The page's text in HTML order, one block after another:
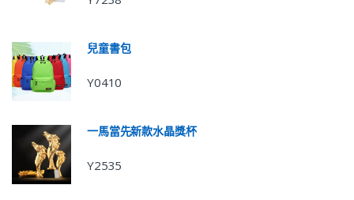
兒童書包
Y0410
一馬當先新款水晶獎杯
Y2535